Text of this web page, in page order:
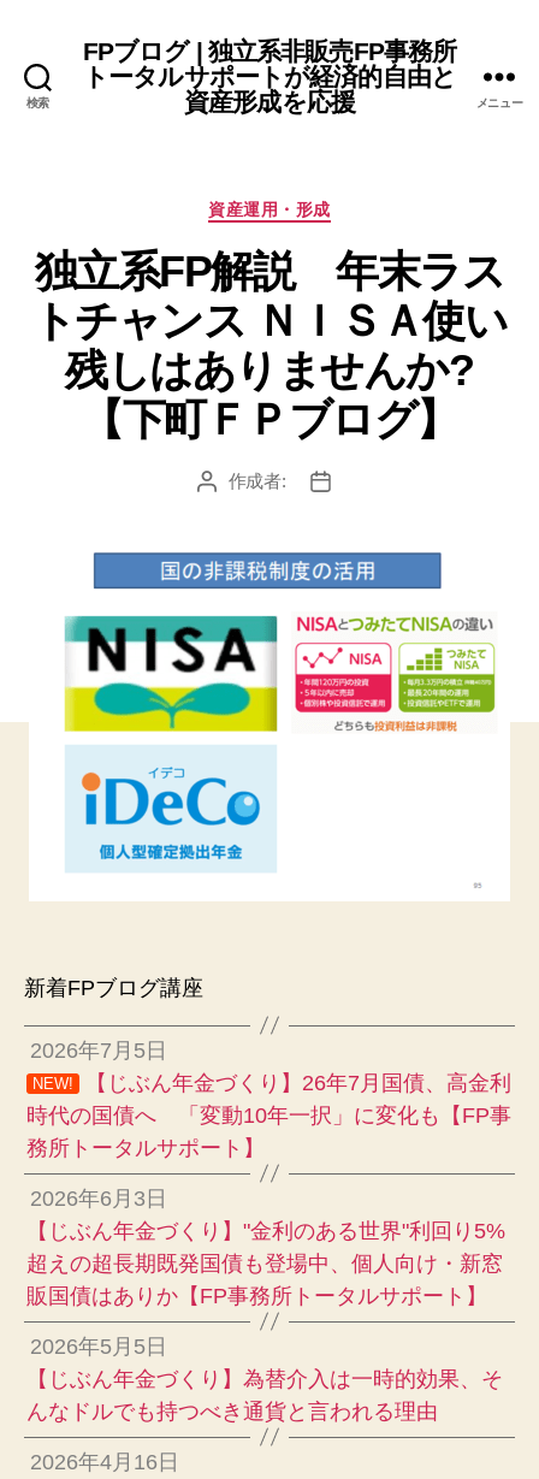
検索
FPブログ | 独立系非販売FP事務所
トータルサポートが経済的自由と
資産形成を応援
メニュー
カ
ゴ
リ
ー
資産運用・形成
独立系FP解説 年末ラス
トチャンス ＮＩＳＡ使い
残しはありませんか?
【下町ＦＰブログ】
投 作成者:
投
新着FPブログ講座
2026年7月5日
NEW!
【じぶん年金づくり】26年7月国債、高金利
時代の国債へ 「変動10年一択」に変化も【FP事
務所トータルサポート】
2026年6月3日
【じぶん年金づくり】"金利のある世界"利回り5%
超えの超長期既発国債も登場中、個人向け・新窓
販国債はありか【FP事務所トータルサポート】
2026年5月5日
【じぶん年金づくり】為替介入は一時的効果、そ
んなドルでも持つべき通貨と言われる理由
2026年4月16日